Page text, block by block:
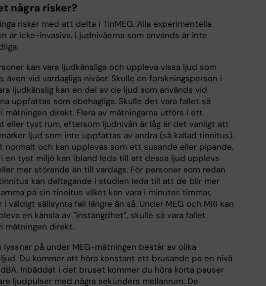
några risker?
risker med att delta i TinMEG. Alla experimentella
är icke-invasiva. Ljudnivåerna som används är inte
kan vara ljudkänsliga och uppleva vissa ljud som
även vid vardagliga nivåer. Skulle en forskningsperson i
ljudkänslig kan en del av de ljud som används vid
uppfattas som obehagliga. Skulle det vara fallet så
mätningen direkt. Flera av mätningarna utförs i ett
eller tyst rum, eftersom ljudnivån är låg är det vanligt att
ljud som inte uppfattas av andra (så kallad tinnitus).
normalt och kan upplevas som ett susande eller pipande.
en tyst miljö kan ibland leda till att dessa ljud upplevs
mer störande än till vardags. För personer som redan
kan deltagande i studien leda till att de blir mer
på sin tinnitus vilket kan vara i minuter, timmar,
i väldigt sällsynta fall längre än så. Under MEG och MRI kan
en känsla av ”instängdhet”, skulle så vara fallet
mätningen direkt.
lyssnar på under MEG-mätningen består av olika
Du kommer att höra konstant ett brusande på en nivå
Inbäddat i det bruset kommer du höra korta pauser
ljudpulser med några sekunders mellanrum. De